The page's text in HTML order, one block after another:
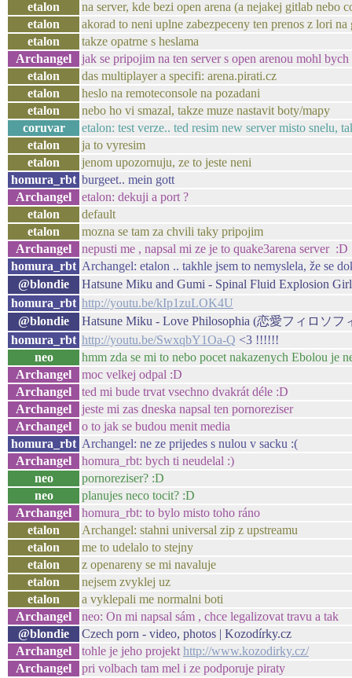
etalon
na server, kde bezi open arena (a nejakej gitlab nebo
etalon
akorad to neni uplne zabezpeceny ten prenos z lori na
etalon
takze opatrne s heslama
Archangel
jak se pripojim na ten server s open arenou mohl bych
etalon
das multiplayer a specifi: arena.pirati.cz
etalon
heslo na remoteconsole na pozadani
etalon
nebo ho vi smazal, takze muze nastavit boty/mapy
coruvar
etalon: test verze.. ted resim new server misto snelu,
etalon
ja to vyresim
etalon
jenom upozornuju, ze to jeste neni
homura_rbt burgeet.. mein gott
Archangel
etalon: dekuji a port ?
etalon
default
etalon
mozna se tam za chvili taky pripojim
Archangel
nepusti me , napsal mi ze je to quake3arena server :D
homura_rbt Archangel: etalon .. takhle jsem to nemyslela, že se
@blondie
Hatsune Miku and Gumi - Spinal Fluid Explosion
homura_rbt http://youtu.be/kIp1zuLOK4U
@blondie
Hatsune Miku - Love Philosophia (恋愛フィロソフ
homura_rbt http://youtu.be/SwxqbY1Oa-Q <3 !!!!!!
neo
hmm zda se mi to nebo pocet nakazenych Ebolou je
Archangel
moc velkej odpal :D
Archangel
ted mi bude trvat vsechno dvakrát déle :D
Archangel
jeste mi zas dneska napsal ten pornoreziser
Archangel
o to jak se budou menit media
homura_rbt Archangel: ne ze prijedes s nulou v sacku :(
Archangel
homura_rbt: bych ti neudelal :)
neo
pornoreziser? :D
neo
planujes neco tocit? :D
Archangel
homura_rbt: to bylo misto toho ráno
etalon
Archangel: stahni universal zip z upstreamu
etalon
me to udelalo to stejny
etalon
z openareny se mi navaluje
etalon
nejsem zvyklej uz
etalon
a vyklepali me normalni boti
Archangel
neo: On mi napsal sám , chce legalizovat travu a tak
@blondie
Czech porn - video, photos | Kozodírky.cz
Archangel
tohle je jeho projekt http://www.kozodirky.cz/
Archangel
pri volbach tam mel i ze podporuje piraty